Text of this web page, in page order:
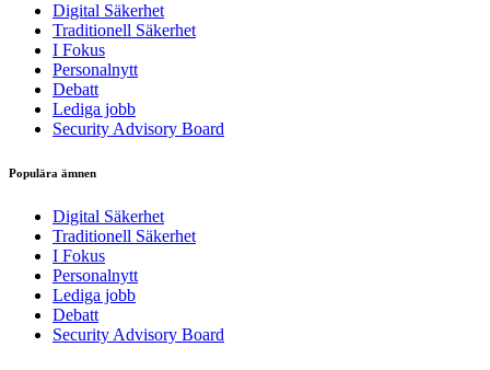
Digital Säkerhet
Traditionell Säkerhet
I Fokus
Personalnytt
Debatt
Lediga jobb
Security Advisory Board
Populära ämnen
Digital Säkerhet
Traditionell Säkerhet
I Fokus
Personalnytt
Lediga jobb
Debatt
Security Advisory Board